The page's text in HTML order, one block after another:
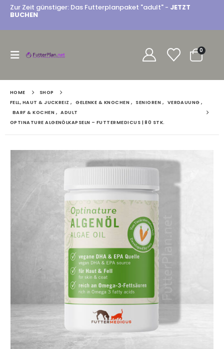
Zur Zeit günstiger: Das Futterplanpaket "adult" - JETZT
BUCHEN
0
HOME
SHOP
FELL, HAUT & JUCKREIZ , GELENKE & KNOCHEN , SENIOREN , VERDAUUNG ,
BARF & KOCHEN , ADULT
OPTINATURE ALGENÖLKAPSELN – FUTTERMEDICUS | 80 STK.